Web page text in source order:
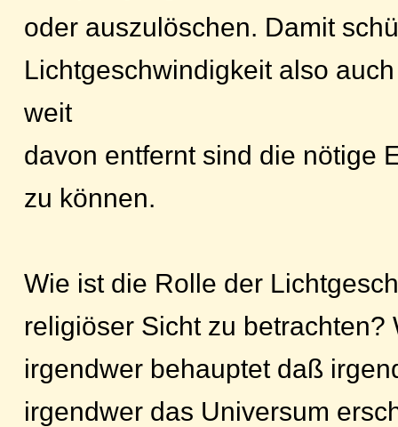
oder auszulöschen. Damit
Lichtgeschwindigkeit also
weit
davon entfernt sind die nötige
zu können.
Wie ist die Rolle der
religiöser Sicht zu betrachten?
irgendwer behauptet daß
irgendwer das Universum